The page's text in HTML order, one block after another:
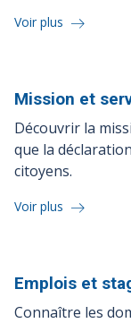
Voir plus
Mission et
Découvrir la
que la
citoyens.
Voir plus
Emplois et
Connaître les